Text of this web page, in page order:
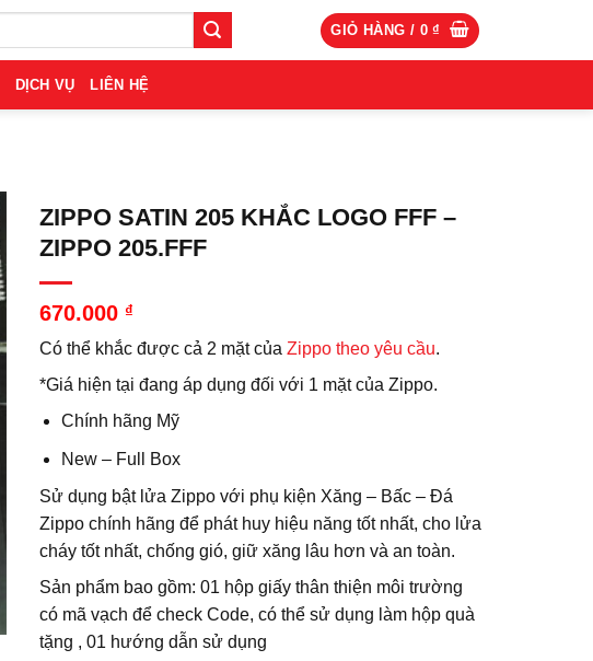
GIỎ HÀNG / 0₫
DỊCH VỤ LIÊN HỆ
ZIPPO SATIN 205 KHẮC LOGO FFF –
ZIPPO 205.FFF
670.000 ₫
Có thể khắc được cả 2 mặt của Zippo theo yêu cầu.
*Giá hiện tại đang áp dụng đối với 1 mặt của Zippo.
Chính hãng Mỹ
New – Full Box
Sử dụng bật lửa Zippo với phụ kiện Xăng – Bấc – Đá
Zippo chính hãng để phát huy hiệu năng tốt nhất, cho lửa
cháy tốt nhất, chống gió, giữ xăng lâu hơn và an toàn.
Sản phẩm bao gồm: 01 hộp giấy thân thiện môi trường
có mã vạch để check Code, có thể sử dụng làm hộp quà
tặng , 01 hướng dẫn sử dụng